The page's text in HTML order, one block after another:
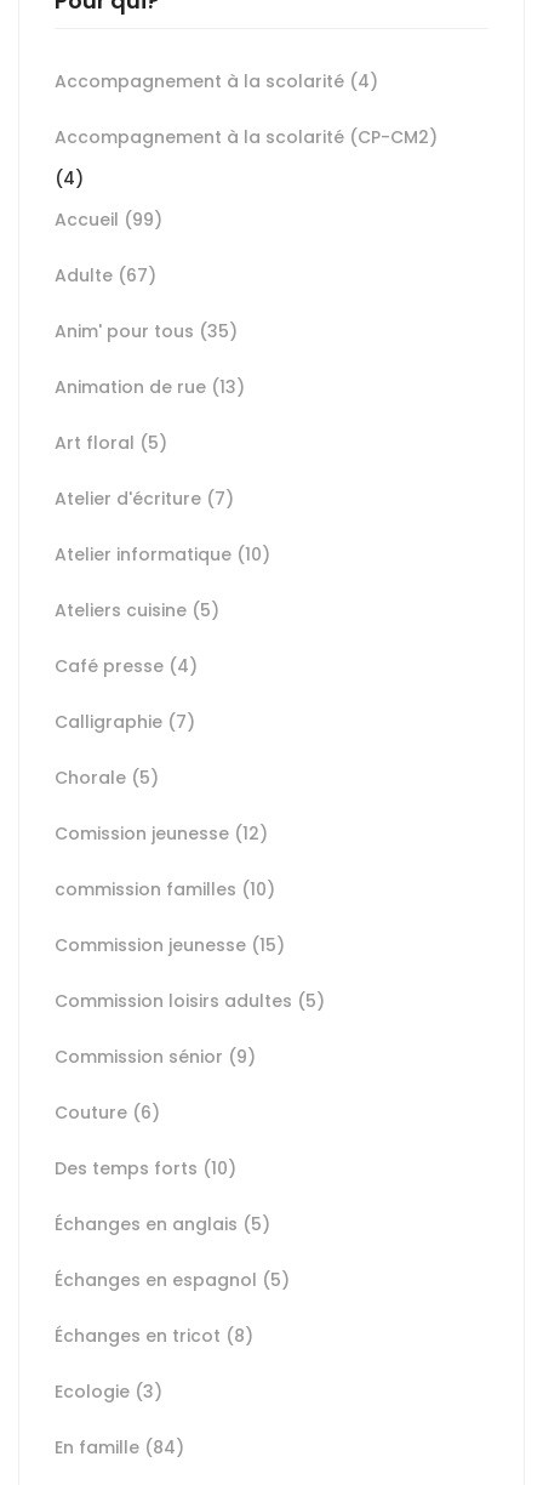
Accompagnement à la scolarité (4)
Accompagnement à la scolarité (CP-CM2)
(4)
Accueil (99)
Adulte (67)
Anim' pour tous (35)
Animation de rue (13)
Art floral (5)
Atelier d'écriture (7)
Atelier informatique (10)
Ateliers cuisine (5)
Café presse (4)
Calligraphie (7)
Chorale (5)
Comission jeunesse (12)
commission familles (10)
Commission jeunesse (15)
Commission loisirs adultes (5)
Commission sénior (9)
Couture (6)
Des temps forts (10)
Échanges en anglais (5)
Échanges en espagnol (5)
Échanges en tricot (8)
Ecologie (3)
En famille (84)